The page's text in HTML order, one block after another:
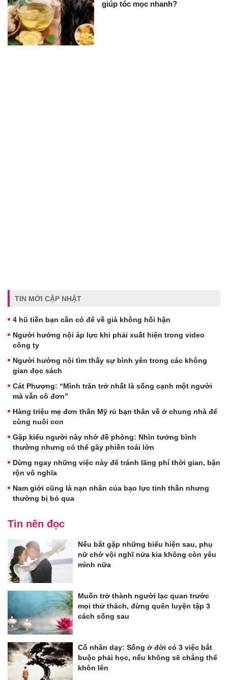
giúp tóc mọc nhanh?
TIN MỚI CẬP NHẬT
4 hũ tiền bạn cần có để về già không hối hận
Người hướng nội áp lực khi phải xuất hiện trong video
công ty
Người hướng nội tìm thấy sự bình yên trong các không
gian đọc sách
Cát Phượng: “Mình trăn trở nhất là sống cạnh một người
mà vẫn cô đơn”
Hàng triệu mẹ đơn thân Mỹ rủ bạn thân về ở chung nhà để
cùng nuôi con
Gặp kiểu người này nhớ đề phòng: Nhìn tưởng bình
thường nhưng có thể gây phiền toái lớn
Dừng ngay những việc này để tránh lãng phí thời gian, bận
rộn vô nghĩa
Nam giới cũng là nạn nhân của bạo lực tinh thần nhưng
thường bị bỏ qua
Tin nên đọc
Nếu bắt gặp những biểu hiện sau, phụ
nữ chớ vội nghĩ nửa kia không còn yêu
mình nữa
Muốn trở thành người lạc quan trước
mọi thử thách, đừng quên luyện tập 3
cách sống sau
Cố nhân dạy: Sống ở đời có 3 việc bắt
buộc phải học, nếu không sẽ chẳng thể
khôn lên